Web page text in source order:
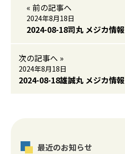
« 前の記事へ
2024年8月18日
2024-08-18司丸 メジカ情報
次の記事へ »
2024年8月18日
2024-08-18雄誠丸 メジカ情報
最近のお知らせ